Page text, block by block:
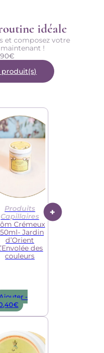
idéale
et composez votre
!
€
Produits
Capillaires
Crémeux
Jardin
d’Orient
des
couleurs
Ajouter -
€